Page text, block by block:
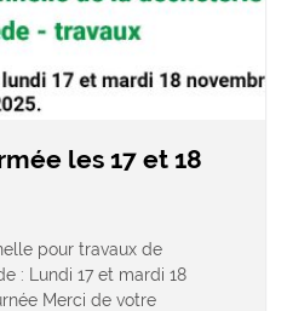
les 17 et 18
pour travaux de
: Lundi 17 et mardi 18
Merci de votre